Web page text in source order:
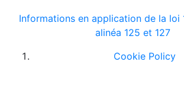
Informations en application de la loi
alinéa 125 et 127
Cookie Policy